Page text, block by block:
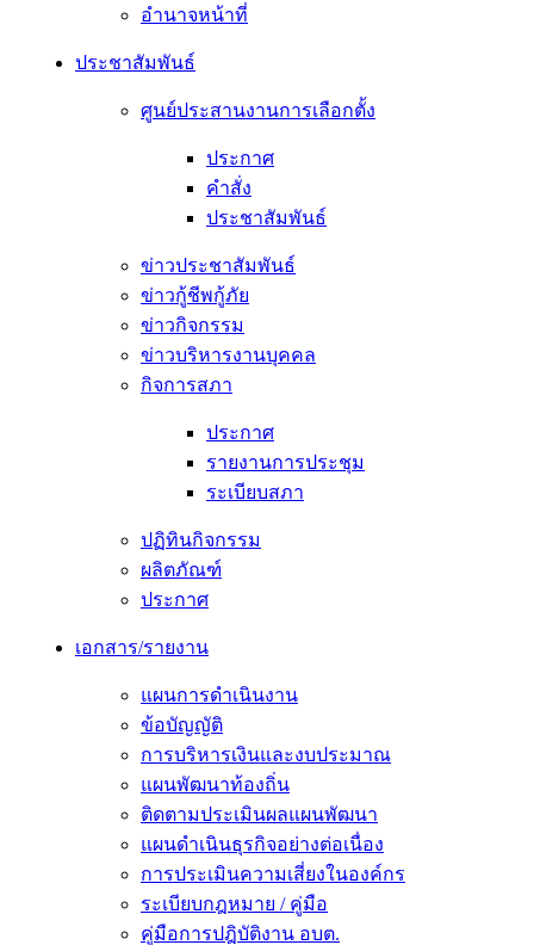
อํานาจหน้าที่
ประชาสัมพันธ์
ศูนย์ประสานงานการเลือกตั้ง
ประกาศ
คำสั่ง
ประชาสัมพันธ์
ข่าวประชาสัมพันธ์
ข่าวกู้ชีพกู้ภัย
ข่าวกิจกรรม
ข่าวบริหารงานบุคคล
กิจการสภา
ประกาศ
รายงานการประชุม
ระเบียบสภา
ปฏิทินกิจกรรม
ผลิตภัณฑ์
ประกาศ
เอกสาร/รายงาน
แผนการดำเนินงาน
ข้อบัญญัติ
การบริหารเงินและงบประมาณ
แผนพัฒนาท้องถิ่น
ติดตามประเมินผลแผนพัฒนา
แผนดำเนินธุรกิจอย่างต่อเนื่อง
การประเมินความเสี่ยงในองค์กร
ระเบียบกฎหมาย / คู่มือ
คู่มือการปฎิบัติงาน อบต.